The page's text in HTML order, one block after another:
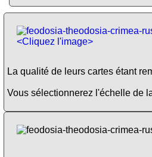
<Cliquez l'image>
La qualité de leurs cartes étant
Vous sélectionnerez l'échelle de